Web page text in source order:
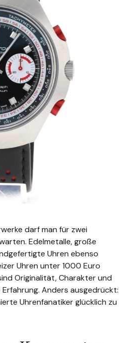
darf man für zwei
Edelmetalle, große
Uhren ebenso
Uhren unter 1000 Euro
Originalität, Charakter und
Anders ausgedrückt:
Uhrenfanatiker glücklich zu